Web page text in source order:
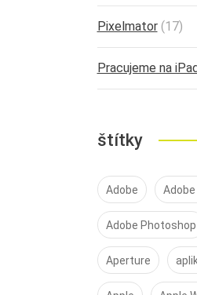
Pixelmator(17)
Pracujeme na
štítky
Adobe
Adobe Photoshop
Aperture